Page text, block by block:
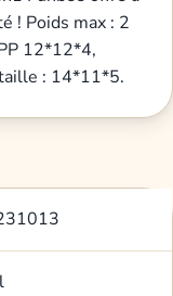
! Poids max : 2
12*12*4,
: 14*11*5.